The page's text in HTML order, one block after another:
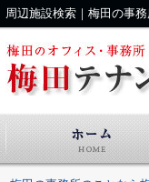
周辺施設検索｜梅田の事